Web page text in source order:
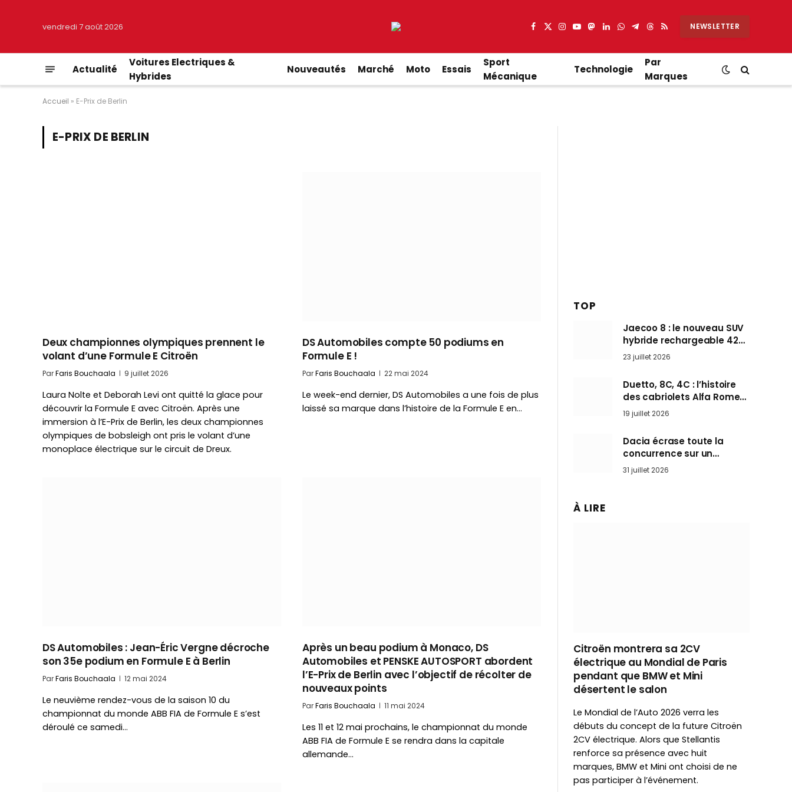
vendredi 7 août 2026 Facebook
X
Instagram
YouTube
Mastodon
LinkedIn
WhatsApp
Partager
Telegram
Threads
RSS NEWSLETTER
Actualité
Voitures Electriques &
Hybrides
Nouveautés Marché Moto Essais
Sport
Mécanique
Technologie
Par
Marques
Accueil » E-Prix de Berlin
E-PRIX DE BERLIN
Deux championnes olympiques prennent le
volant d’une Formule E Citroën
ParFaris Bouchaala 9 juillet 2026
Laura Nolte et Deborah Levi ont quitté la glace pour
découvrir la Formule E avec Citroën. Après une
immersion à l’E-Prix de Berlin, les deux championnes
olympiques de bobsleigh ont pris le volant d’une
monoplace électrique sur le circuit de Dreux.
DS Automobiles compte 50 podiums en
Formule E !
ParFaris Bouchaala 22 mai 2024
Le week-end dernier, DS Automobiles a une fois de plus
laissé sa marque dans l’histoire de la Formule E en…
DS Automobiles : Jean-Éric Vergne décroche
son 35e podium en Formule E à Berlin
ParFaris Bouchaala 12 mai 2024
Le neuvième rendez-vous de la saison 10 du
championnat du monde ABB FIA de Formule E s’est
déroulé ce samedi…
Après un beau podium à Monaco, DS
Automobiles et PENSKE AUTOSPORT abordent
l’E-Prix de Berlin avec l’objectif de récolter de
nouveaux points
ParFaris Bouchaala 11 mai 2024
Les 11 et 12 mai prochains, le championnat du monde
ABB FIA de Formule E se rendra dans la capitale
allemande…
TOP
Jaecoo 8 : le nouveau SUV
hybride rechargeable 428
ch qui vise l’Audi Q7 arrive
en Europe cet automne
23 juillet 2026
Duetto, 8C, 4C : l’histoire
des cabriolets Alfa Romeo,
ces Spider qui ont défini
l’art de rouler cheveux au
vent
19 juillet 2026
Dacia écrase toute la
concurrence sur un
marché où personne ne
l’attendait
31 juillet 2026
À LIRE
Citroën montrera sa 2CV
électrique au Mondial de Paris
pendant que BMW et Mini
désertent le salon
Le Mondial de l’Auto 2026 verra les
débuts du concept de la future Citroën
2CV électrique. Alors que Stellantis
renforce sa présence avec huit
marques, BMW et Mini ont choisi de ne
pas participer à l’événement.